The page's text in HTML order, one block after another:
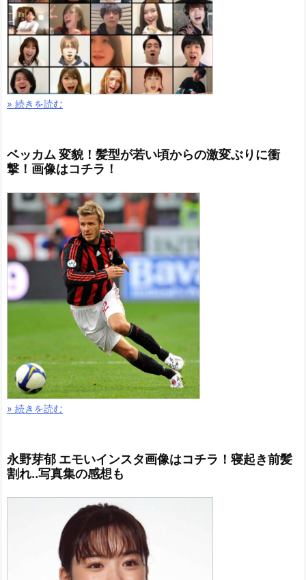
» 続きを読む
ベッカム 変貌！髪型が若い頃からの激変ぶりに衝
撃！画像はコチラ！
» 続きを読む
永野芽郁 エモいインスタ画像はコチラ！寝起き前髪
割れ..写真集の感想も